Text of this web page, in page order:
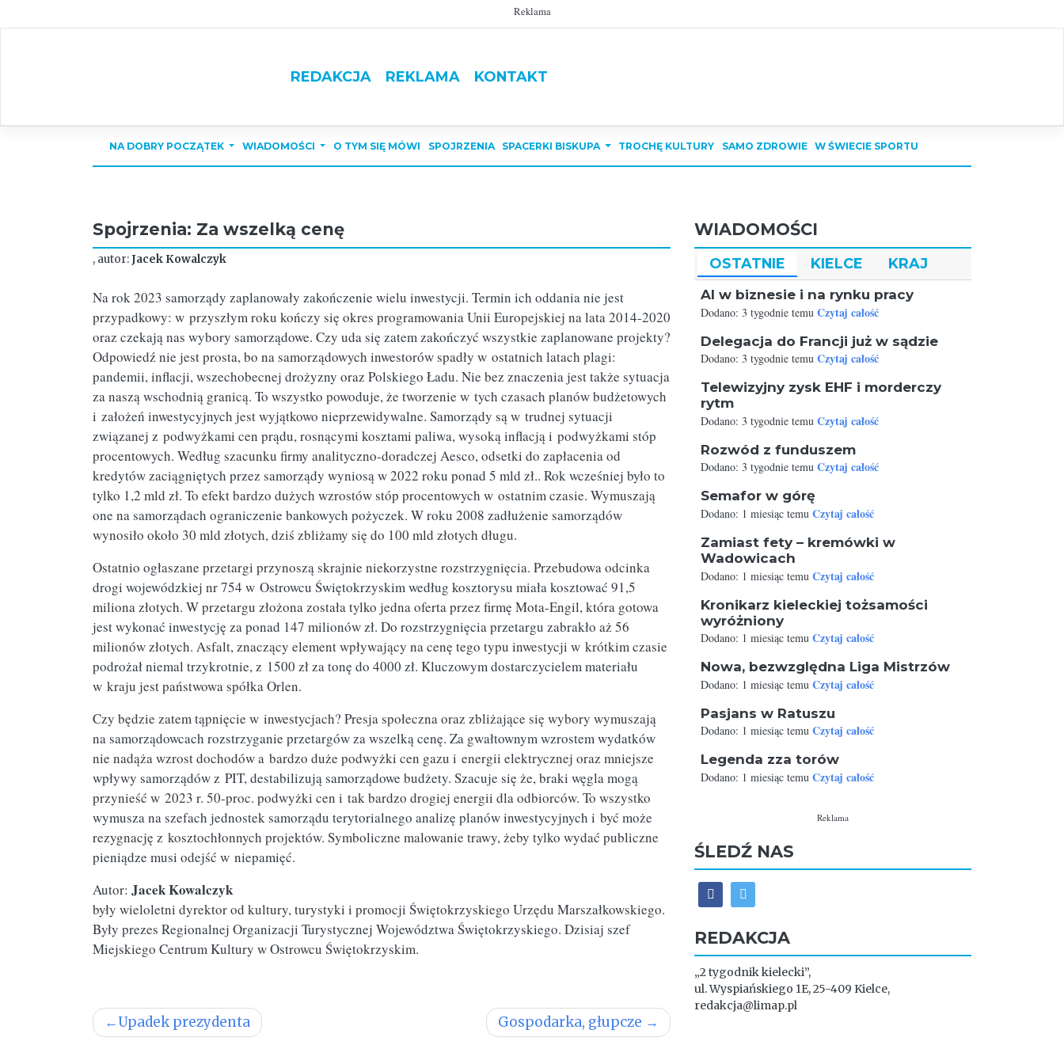
to
Reklama
REDAKCJA REKLAMA KONTAKT
NA DOBRY POCZĄTEK WIADOMOŚCI O TYM SIĘ MÓWI SPOJRZENIA SPACERKI BISKUPA TROCHĘ KULTURY SAMO ZDROWIE W ŚWIECIE SPORTU
Spojrzenia: Za wszelką cenę
, autor:Jacek Kowalczyk
Na rok 2023 samorządy zaplanowały zakończenie wielu inwestycji. Termin ich oddania nie jest
przypadkowy: w przyszłym roku kończy się okres programowania Unii Europejskiej na lata 2014-2020
oraz czekają nas wybory samorządowe. Czy uda się zatem zakończyć wszystkie zaplanowane projekty?
Odpowiedź nie jest prosta, bo na samorządowych inwestorów spadły w ostatnich latach plagi:
pandemii, inflacji, wszechobecnej drożyzny oraz Polskiego Ładu. Nie bez znaczenia jest także sytuacja
za naszą wschodnią granicą. To wszystko powoduje, że tworzenie w tych czasach planów budżetowych
i założeń inwestycyjnych jest wyjątkowo nieprzewidywalne. Samorządy są w trudnej sytuacji
związanej z podwyżkami cen prądu, rosnącymi kosztami paliwa, wysoką inflacją i podwyżkami stóp
procentowych. Według szacunku firmy analityczno-doradczej Aesco, odsetki do zapłacenia od
kredytów zaciągniętych przez samorządy wyniosą w 2022 roku ponad 5 mld zł.. Rok wcześniej było to
tylko 1,2 mld zł. To efekt bardzo dużych wzrostów stóp procentowych w ostatnim czasie. Wymuszają
one na samorządach ograniczenie bankowych pożyczek. W roku 2008 zadłużenie samorządów
wynosiło około 30 mld złotych, dziś zbliżamy się do 100 mld złotych długu.
Ostatnio ogłaszane przetargi przynoszą skrajnie niekorzystne rozstrzygnięcia. Przebudowa odcinka
drogi wojewódzkiej nr 754 w Ostrowcu Świętokrzyskim według kosztorysu miała kosztować 91,5
miliona złotych. W przetargu złożona została tylko jedna oferta przez firmę Mota-Engil, która gotowa
jest wykonać inwestycję za ponad 147 milionów zł. Do rozstrzygnięcia przetargu zabrakło aż 56
milionów złotych. Asfalt, znaczący element wpływający na cenę tego typu inwestycji w krótkim czasie
podrożał niemal trzykrotnie, z 1500 zł za tonę do 4000 zł. Kluczowym dostarczycielem materiału
w kraju jest państwowa spółka Orlen.
Czy będzie zatem tąpnięcie w inwestycjach? Presja społeczna oraz zbliżające się wybory wymuszają
na samorządowcach rozstrzyganie przetargów za wszelką cenę. Za gwałtownym wzrostem wydatków
nie nadąża wzrost dochodów a bardzo duże podwyżki cen gazu i energii elektrycznej oraz mniejsze
wpływy samorządów z PIT, destabilizują samorządowe budżety. Szacuje się że, braki węgla mogą
przynieść w 2023 r. 50-proc. podwyżki cen i tak bardzo drogiej energii dla odbiorców. To wszystko
wymusza na szefach jednostek samorządu terytorialnego analizę planów inwestycyjnych i być może
rezygnację z kosztochłonnych projektów. Symboliczne malowanie trawy, żeby tylko wydać publiczne
pieniądze musi odejść w niepamięć.
Autor: Jacek Kowalczyk
były wieloletni dyrektor od kultury, turystyki i promocji Świętokrzyskiego Urzędu Marszałkowskiego.
Były prezes Regionalnej Organizacji Turystycznej Województwa Świętokrzyskiego. Dzisiaj szef
Miejskiego Centrum Kultury w Ostrowcu Świętokrzyskim.
Nawigacja
Upadek prezydenta Gospodarka, głupcze
WIADOMOŚCI
OSTATNIE KIELCE KRAJ
AI w biznesie i na rynku pracy
Dodano: 3 tygodnie temu Czytaj całość
Delegacja do Francji już w sądzie
Dodano: 3 tygodnie temu Czytaj całość
Telewizyjny zysk EHF i morderczy
rytm
Dodano: 3 tygodnie temu Czytaj całość
Rozwód z funduszem
Dodano: 3 tygodnie temu Czytaj całość
Semafor w górę
Dodano: 1 miesiąc temu Czytaj całość
Zamiast fety – kremówki w
Wadowicach
Dodano: 1 miesiąc temu Czytaj całość
Kronikarz kieleckiej tożsamości
wyróżniony
Dodano: 1 miesiąc temu Czytaj całość
Nowa, bezwzględna Liga Mistrzów
Dodano: 1 miesiąc temu Czytaj całość
Pasjans w Ratuszu
Dodano: 1 miesiąc temu Czytaj całość
Legenda zza torów
Dodano: 1 miesiąc temu Czytaj całość
Reklama
ŚLEDŹ NAS
REDAKCJA
„2 tygodnik kielecki”,
ul. Wyspiańskiego 1E, 25-409 Kielce,
redakcja@limap.pl